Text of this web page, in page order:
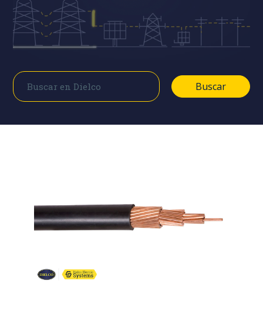
Buscar
Buscar
Buscar